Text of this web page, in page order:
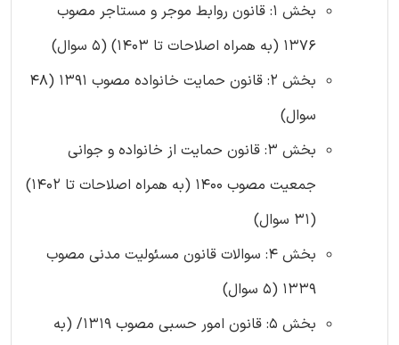
بخش 1: قانون روابط موجر و مستاجر مصوب
1376 (به همراه اصلاحات تا 1403) (5 سوال)
بخش 2: قانون حمایت خانواده مصوب 1391 (48
سوال)
بخش 3: قانون حمایت از خانواده و جوانی
جمعیت مصوب 1400 (به همراه اصلاحات تا 1402)
(31 سوال)
بخش 4: سوالات قانون مسئولیت مدنی مصوب
1339 (5 سوال)
بخش 5: قانون امور حسبی مصوب 1319/ (به